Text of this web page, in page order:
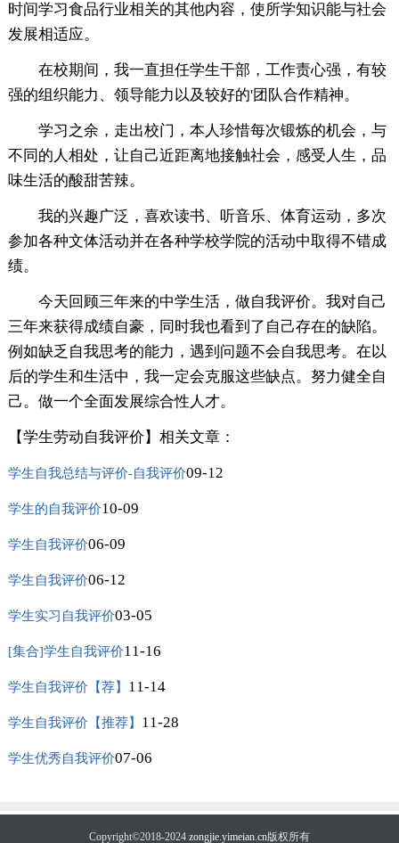
时间学习食品行业相关的其他内容，使所学知识能与社会
发展相适应。
在校期间，我一直担任学生干部，工作责心强，有较
强的组织能力、领导能力以及较好的'团队合作精神。
学习之余，走出校门，本人珍惜每次锻炼的机会，与
不同的人相处，让自己近距离地接触社会，感受人生，品
味生活的酸甜苦辣。
我的兴趣广泛，喜欢读书、听音乐、体育运动，多次
参加各种文体活动并在各种学校学院的活动中取得不错成
绩。
今天回顾三年来的中学生活，做自我评价。我对自己
三年来获得成绩自豪，同时我也看到了自己存在的缺陷。
例如缺乏自我思考的能力，遇到问题不会自我思考。在以
后的学生和生活中，我一定会克服这些缺点。努力健全自
己。做一个全面发展综合性人才。
【学生劳动自我评价】相关文章：
学生自我总结与评价-自我评价09-12
学生的自我评价10-09
学生自我评价06-09
学生自我评价06-12
学生实习自我评价03-05
[集合]学生自我评价11-16
学生自我评价【荐】 11-14
学生自我评价【推荐】 11-28
学生优秀自我评价07-06
Copyright©2018-2024 zongjie.yimeian.cn版权所有